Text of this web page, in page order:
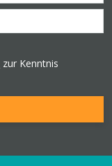
zur Kenntnis